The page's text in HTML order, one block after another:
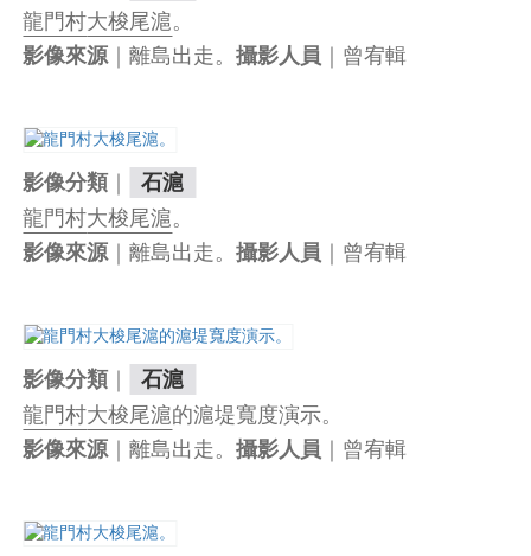
龍門村大梭尾滬。
影像來源｜離島出走。攝影人員 ｜曾宥輯
影像分類｜ 石滬
龍門村大梭尾滬。
影像來源｜離島出走。攝影人員 ｜曾宥輯
影像分類｜ 石滬
龍門村大梭尾滬的滬堤寬度演示。
影像來源｜離島出走。攝影人員 ｜曾宥輯